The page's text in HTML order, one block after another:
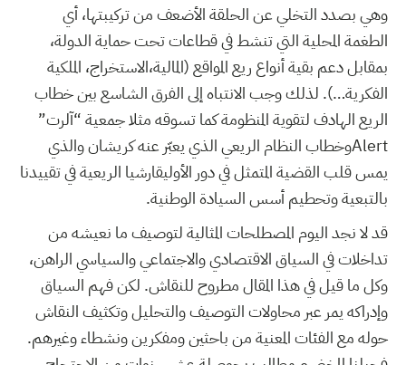
وهي بصدد التخلي عن الحلقة الأضعف من تركيبتها، أي
الطغمة المحلية التي تنشط في قطاعات تحت حماية الدولة،
بمقابل دعم بقية أنواع ريع المواقع (المالية،الاستخراج، الملكية
الفكرية…). لذلك وجب الانتباه إلى الفرق الشاسع بين خطاب
الريع الهادف لتقوية المنظومة كما تسوقه مثلا جمعية “آلرت”
Alertوخطاب النظام الريعي الذي يعبّر عنه كريشان والذي
يمس قلب القضية المتمثل في دور الأوليقارشيا الريعية في تقييدنا
بالتبعية وتحطيم أسس السيادة الوطنية.
قد لا نجد اليوم المصطلحات المثالية لتوصيف ما نعيشه من
تداخلات في السياق الاقتصادي والاجتماعي والسياسي الراهن،
وكل ما قيل في هذا المقال مطروح للنقاش. لكن فهم السياق
وإدراكه يمر عبر محاولات التوصيف والتحليل وتكثيف النقاش
حوله مع الفئات المعنية من باحثين ومفكرين ونشطاء وغيرهم.